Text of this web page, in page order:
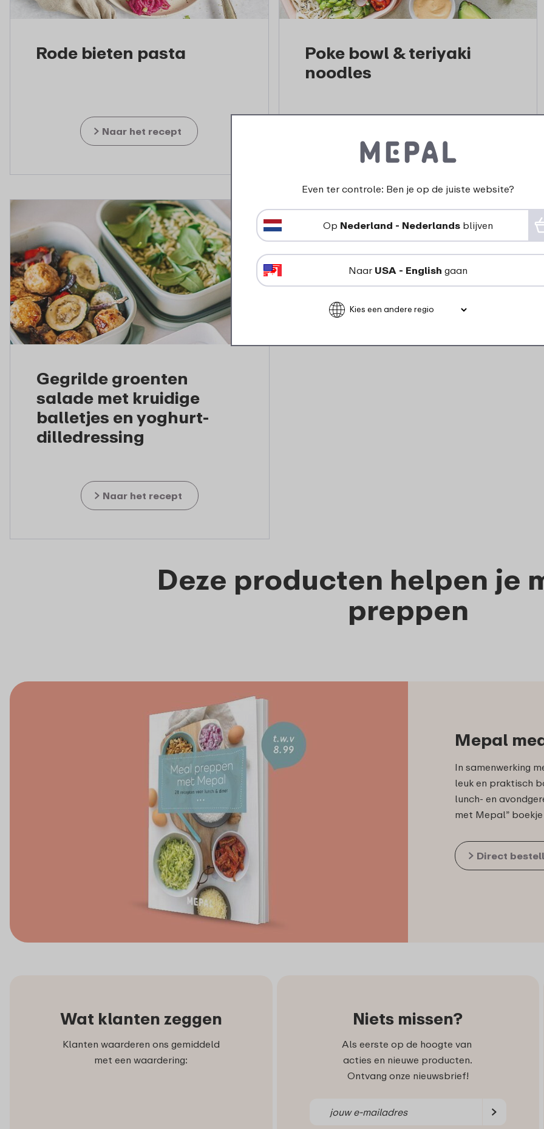
Rode bieten pasta
Naar het recept
Poke bowl & teriyaki
noodles
Gegrilde groenten
salade met kruidige
balletjes en yoghurt-
dilledressing
Naar het recept
Deze producten helpen je
preppen
Mepal
In samenwerking
leuk en praktisch
lunch- en
met Mepal”
Direct
Wat klanten zeggen
Klanten waarderen ons gemiddeld
met een waardering:
Niets missen?
Als eerste op de hoogte van
acties en nieuwe producten.
Ontvang onze nieuwsbrief!
Even ter controle: Ben je op de juiste website?
Op Nederland - Nederlands blijven
Naar USA - English gaan